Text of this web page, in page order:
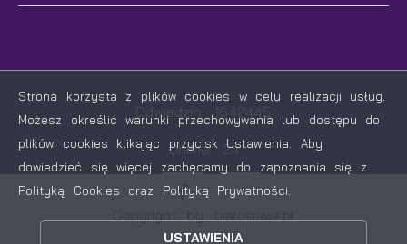
Odwiedzin: 1642445
Online: 24
Strona korzysta z plików cookies w celu realizacji usług.
Możesz określić warunki przechowywania lub dostępu do
plików cookies klikając przycisk Ustawienia. Aby
dowiedzieć się więcej zachęcamy do zapoznania się z
Polityką Cookies oraz Polityką Prywatności.
USTAWIENIA
ZAPISZ WYBRANE
ZEZWÓL NA WSZYSTKIE